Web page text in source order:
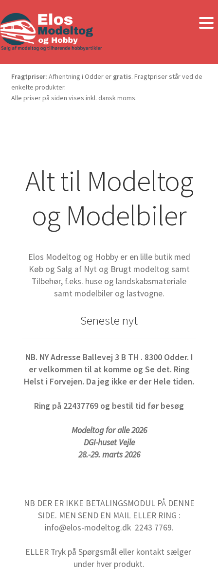
Fragtpriser: Afhentning i Odder er gratis. Fragtpriser står ved de
enkelte produkter.
Alle priser på siden vises inkl. dansk moms.
Alt til Modeltog
og Modelbiler
Elos Modeltog og Hobby er en lille butik med
Køb og Salg af Nyt og Brugt modeltog samt
Tilbehør, f.eks. huse og landskabsmateriale
samt modelbiler og lastvogne.
Seneste nyt
NB. NY Adresse Ballevej 3 B TH . 8300 Odder. I
er velkommen til at komme og Se det. Ring
Helst i Forvejen. Da jeg ikke er der Hele tiden.
Ring på 22437769 og bestil tid før besøg
Modeltog for alle 2026
DGI-huset Vejle
28.-29. marts 2026
NB DER ER IKKE BETALINGSMODUL PÅ DENNE
SIDE. MEN SEND EN MAIL ELLER RING :
info@elos-modeltog.dk 2243 7769.
ELLER Tryk på Spørgsmål eller kontakt sælger
under hver produkt.